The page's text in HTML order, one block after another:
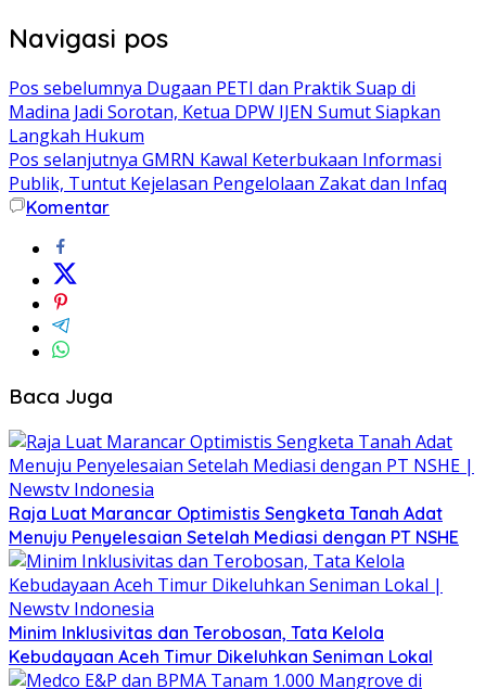
Navigasi pos
Pos sebelumnya Dugaan PETI dan Praktik Suap di
Madina Jadi Sorotan, Ketua DPW IJEN Sumut Siapkan
Langkah Hukum
Pos selanjutnya GMRN Kawal Keterbukaan Informasi
Publik, Tuntut Kejelasan Pengelolaan Zakat dan Infaq
Komentar
Baca Juga
Raja Luat Marancar Optimistis Sengketa Tanah Adat
Menuju Penyelesaian Setelah Mediasi dengan PT NSHE
Minim Inklusivitas dan Terobosan, Tata Kelola
Kebudayaan Aceh Timur Dikeluhkan Seniman Lokal